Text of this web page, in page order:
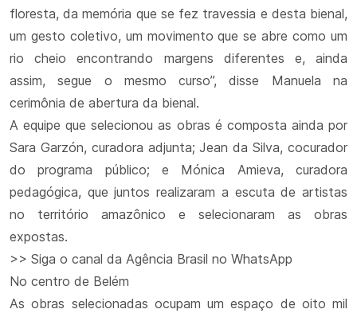
floresta, da memória que se fez travessia e desta bienal,
um gesto coletivo, um movimento que se abre como um
rio cheio encontrando margens diferentes e, ainda
assim, segue o mesmo curso”, disse Manuela na
cerimônia de abertura da bienal.
A equipe que selecionou as obras é composta ainda por
Sara Garzón, curadora adjunta; Jean da Silva, cocurador
do programa público; e Mónica Amieva, curadora
pedagógica, que juntos realizaram a escuta de artistas
no território amazônico e selecionaram as obras
expostas.
>> Siga o canal da Agência Brasil no WhatsApp
No centro de Belém
As obras selecionadas ocupam um espaço de oito mil